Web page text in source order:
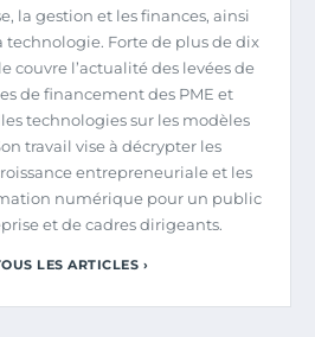
la gestion et les finances, ainsi
technologie. Forte de plus de dix
couvre l’actualité des levées de
de financement des PME et
technologies sur les modèles
travail vise à décrypter les
entrepreneuriale et les
numérique pour un public
et de cadres dirigeants.
LES ARTICLES ›